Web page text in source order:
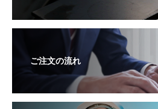
ご注文の流れ